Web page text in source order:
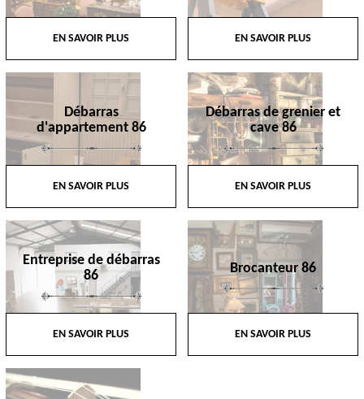
EN SAVOIR PLUS EN SAVOIR PLUS
Débarras
d'appartement 86
EN SAVOIR PLUS
Débarras de grenier et
cave 86
EN SAVOIR PLUS
Entreprise de débarras
86
EN SAVOIR PLUS
Brocanteur 86
EN SAVOIR PLUS